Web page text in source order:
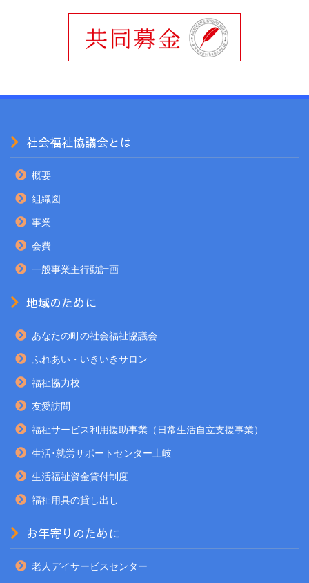
社会福祉協議会とは
概要
組織図
事業
会費
一般事業主行動計画
地域のために
あなたの町の社会福祉協議会
ふれあい・いきいきサロン
福祉協力校
友愛訪問
福祉サービス利用援助事業（日常生活自立支援事業）
生活･就労サポートセンター土岐
生活福祉資金貸付制度
福祉用具の貸し出し
お年寄りのために
老人デイサービスセンター